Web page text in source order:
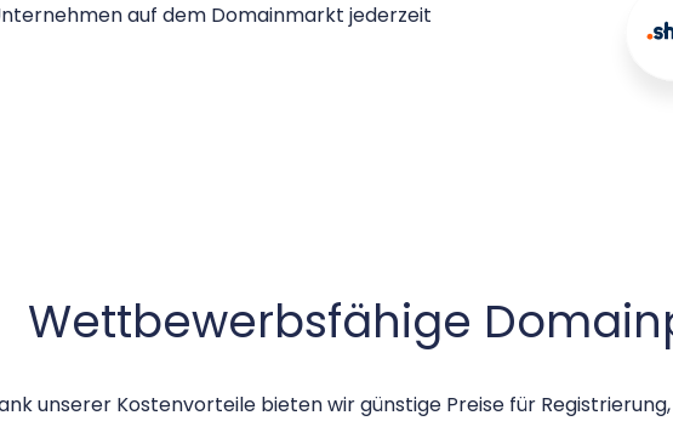
auf dem Domainmarkt jederzeit
Wettbewerbsfähige
unserer Kostenvorteile bieten wir günstige Preise für